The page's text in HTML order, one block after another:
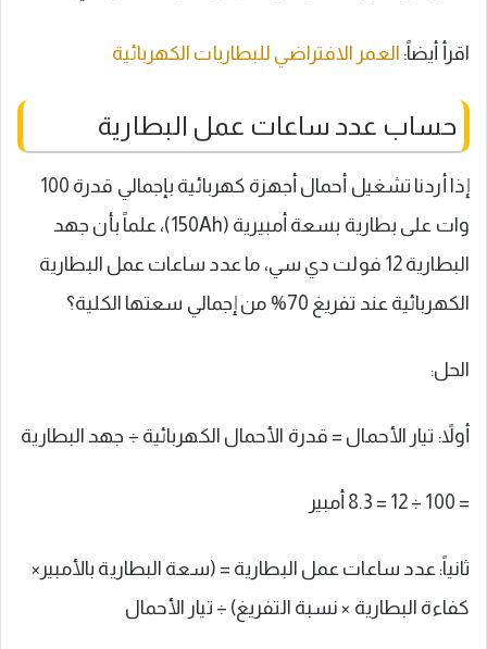
اقرأ أيضاً: العمر الافتراضي للبطاريات الكهربائية
حساب عدد ساعات عمل البطارية
إذا أردنا تشغيل أحمال أجهزة كهربائية بإجمالي قدرة 100
وات على بطارية بسعة أمبيرية (150Ah)، علماً بأن جهد
البطارية 12 فولت دي سي، ما عدد ساعات عمل البطارية
الكهربائية عند تفريغ 70% من إجمالي سعتها الكلية؟
الحل:
أولاً: تيار الأحمال = قدرة الأحمال الكهربائية ÷ جهد البطارية
= 100 ÷ 12 = 8.3 أمبير
ثانياً: عدد ساعات عمل البطارية = (سعة البطارية بالأمبير×
كفاءة البطارية × نسبة التفريغ) ÷ تيار الأحمال